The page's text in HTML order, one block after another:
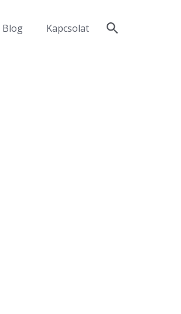
Blog Kapcsolat